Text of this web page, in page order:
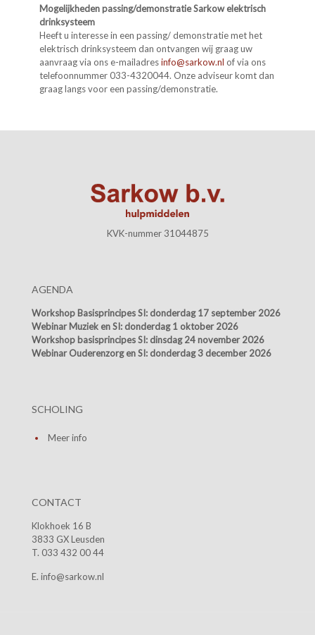
Mogelijkheden passing/demonstratie Sarkow elektrisch
drinksysteem
Heeft u interesse in een passing/ demonstratie met het
elektrisch drinksysteem dan ontvangen wij graag uw
aanvraag via ons e-mailadresinfo@sarkow.nl of via ons
telefoonnummer 033-4320044. Onze adviseur komt dan
graag langs voor een passing/demonstratie.
KVK-nummer 31044875
AGENDA
Workshop Basisprincipes SI: donderdag 17 september 2026
Webinar Muziek en SI: donderdag 1 oktober 2026
Workshop basisprincipes SI: dinsdag 24 november 2026
Webinar Ouderenzorg en SI: donderdag 3 december 2026
SCHOLING
Meer info
CONTACT
Klokhoek 16 B
3833 GX Leusden
T. 033 432 00 44
E. info@sarkow.nl